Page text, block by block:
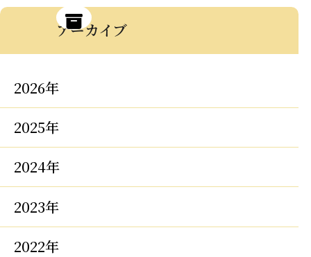
アーカイブ
2026年
2025年
2024年
2023年
2022年